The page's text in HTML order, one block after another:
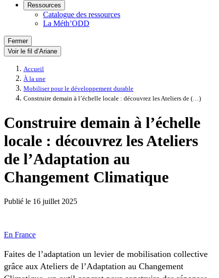
Ressources
Catalogue des ressources
La Méth’ODD
Fermer
Voir le fil d’Ariane
Accueil
À la une
Mobiliser pour le développement durable
Construire demain à l’échelle locale : découvrez les Ateliers de (…)
Construire demain à l’échelle
locale : découvrez les Ateliers
de l’Adaptation au
Changement Climatique
Publié le 16 juillet 2025
En France
Faites de l’adaptation un levier de mobilisation collective
grâce aux Ateliers de l’Adaptation au Changement